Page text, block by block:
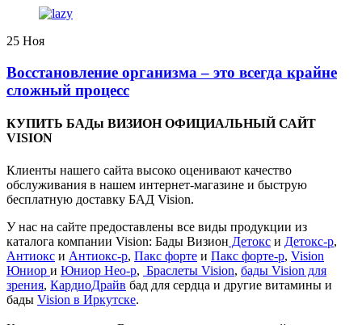
25 Ноя
Восстановление организма – это всегда крайне
сложный процесс
КУПИТЬ БАДы ВИЗИОН ОФИЦИАЛЬНЫЙ САЙТ
VISION
Клиенты нашего сайта высоко оценивают качество
обслуживания в нашем интернет-магазине и быструю
бесплатную доставку БАД Vision.
У нас на сайте предоставлены все виды продукции из
каталога компании Vision: Бады Визион Детокс и Детокс-р,
Антиокс и Антиокс-р, Пакс форте и Пакс форте-р, Vision
Юниор и Юниор Нео-р, Браслеты Vision, бады Vision для
зрения, КардиоДрайв бад для сердца и другие витамины и
бады Vision в Иркутске.